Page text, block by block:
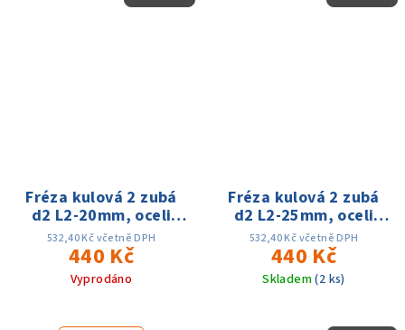
Fréza kulová 2 zubá
d2 L2-20mm, oceli
60HRC
532,40 Kč včetně DPH
440 Kč
Vyprodáno
Fréza kulová 2 zubá
d2 L2-25mm, oceli
60HRC
532,40 Kč včetně DPH
440 Kč
Skladem(2 ks)